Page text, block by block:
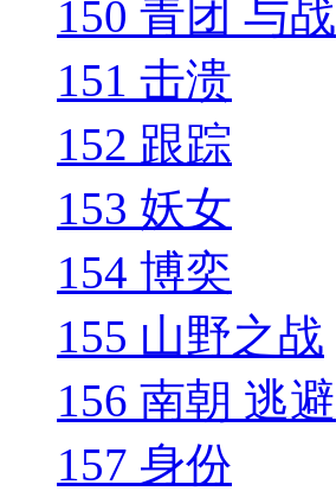
150 青团 与战
151 击溃
152 跟踪
153 妖女
154 博奕
155 山野之战
156 南朝 逃避
157 身份